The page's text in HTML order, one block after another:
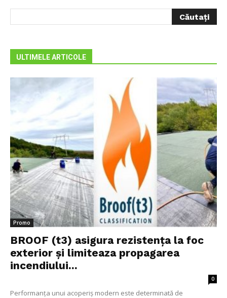
ULTIMELE ARTICOLE
Promo
BROOF (t3) asigura rezistența la foc
exterior și limiteaza propagarea
incendiului...
0
Performanța unui acoperiș modern este determinată de